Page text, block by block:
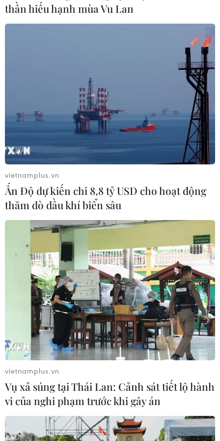
thần hiếu hạnh mùa Vu Lan
vietnamplus.vn
Ấn Độ dự kiến chi 8,8 tỷ USD cho hoạt động
thăm dò dầu khí biển sâu
vietnamplus.vn
Vụ xả súng tại Thái Lan: Cảnh sát tiết lộ hành
vi của nghi phạm trước khi gây án